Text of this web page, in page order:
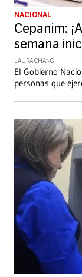
NACIONAL
Cepanim:
semana
LAURA CHANG
El Gobierno
personas que